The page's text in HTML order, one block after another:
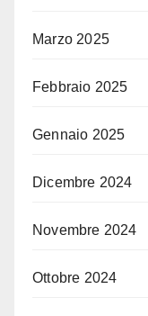
Marzo 2025
Febbraio 2025
Gennaio 2025
Dicembre 2024
Novembre 2024
Ottobre 2024